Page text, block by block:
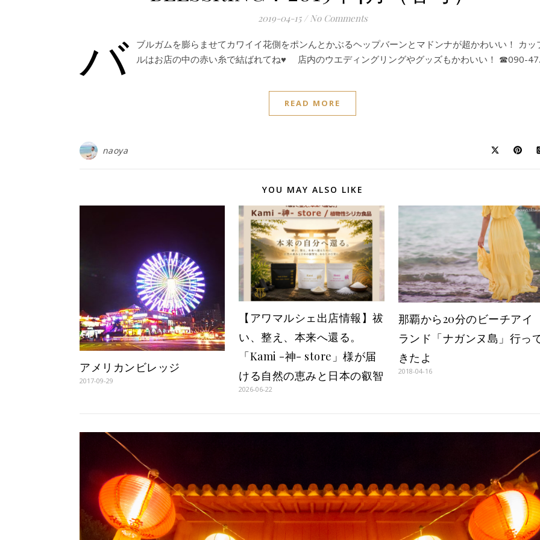
2019-04-15 / No Comments
バ
ブルガムを膨らませてカワイイ花側をポンんとかぶるヘップバーンとマドンナが超かわいい！ カッ
ルはお店の中の赤い糸で結ばれてね♥ 店内のウエディングリングやグッズもかわいい！ ☎090-
READ MORE
naoya
YOU MAY ALSO LIKE
アメリカンビレッジ
2017-09-29
【アワマルシェ出店情報】祓
い、整え、本来へ還る。
「Kami -神- store」様が届
ける自然の恵みと日本の叡智
2026-06-22
那覇から20分のビーチアイ
ランド「ナガンヌ島」行っ
きたよ
2018-04-16